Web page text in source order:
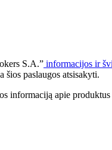
S.A.” informacijos ir
šios paslaugos atsisakyti.
apie